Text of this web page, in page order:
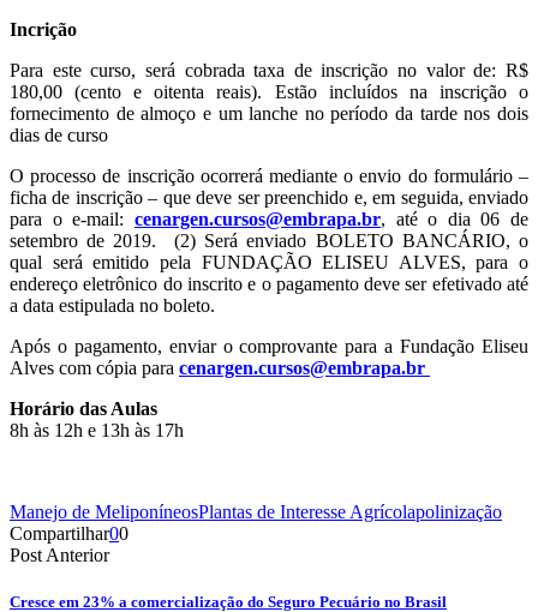
Incrição
Para este curso, será cobrada taxa de inscrição no valor de: R$
180,00 (cento e oitenta reais). Estão incluídos na inscrição o
fornecimento de almoço e um lanche no período da tarde nos dois
dias de curso
O processo de inscrição ocorrerá mediante o envio do formulário –
ficha de inscrição – que deve ser preenchido e, em seguida, enviado
para o e-mail: cenargen.cursos@embrapa.br, até o dia 06 de
setembro de 2019. (2) Será enviado BOLETO BANCÁRIO, o
qual será emitido pela FUNDAÇÃO ELISEU ALVES, para o
endereço eletrônico do inscrito e o pagamento deve ser efetivado até
a data estipulada no boleto.
Após o pagamento, enviar o comprovante para a Fundação Eliseu
Alves com cópia para cenargen.cursos@embrapa.br
Horário das Aulas
8h às 12h e 13h às 17h
Manejo de MeliponíneosPlantas de Interesse Agrícolapolinização
Compartilhar00
Post Anterior
Cresce em 23% a comercialização do Seguro Pecuário no Brasil